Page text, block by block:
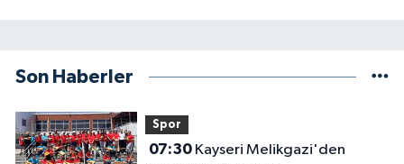
Son Haberler
Spor
07:30Kayseri Melikgazi'den